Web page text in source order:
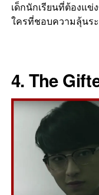
เด็กนักเรียนที่ต้องแข่
ใครที่ชอบความลุ้นร
4. The